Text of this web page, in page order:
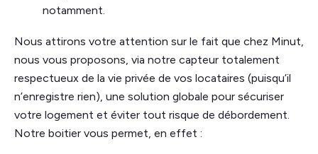
notamment.
Nous attirons votre attention sur le fait que chez Minut,
nous vous proposons, via notre capteur totalement
respectueux de la vie privée de vos locataires (puisqu’il
n’enregistre rien), une solution globale pour sécuriser
votre logement et éviter tout risque de débordement.
Notre boitier vous permet, en effet :